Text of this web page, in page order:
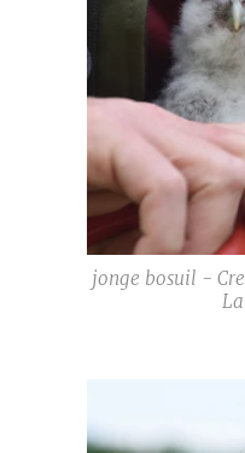
jonge bosuil -